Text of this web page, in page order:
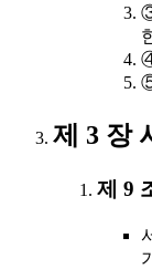
제 3 장
제 9